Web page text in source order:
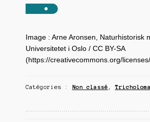
Image : Arne Aronsen, Naturhistorisk
Universitetet i Oslo / CC BY-SA
(https://creativecommons.org/
Catégories : Non classé ,